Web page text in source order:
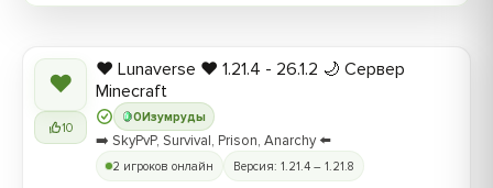
❤
10
0Изумруды
❤️ Lunaverse ❤️ 1.21.4 - 26.1.2 🌙 Сервер
Minecraft
➡️ SkyPvP, Survival, Prison, Anarchy ⬅️
2 игроков онлайн Версия: 1.21.4 – 1.21.8